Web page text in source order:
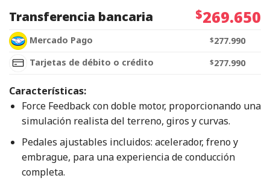
Transferencia bancaria
$269.650
Mercado Pago $277.990
Tarjetas de débito o crédito
$277.990
Características:
Force Feedback con doble motor, proporcionando una
simulación realista del terreno, giros y curvas.
Pedales ajustables incluidos: acelerador, freno y
embrague, para una experiencia de conducción
completa.